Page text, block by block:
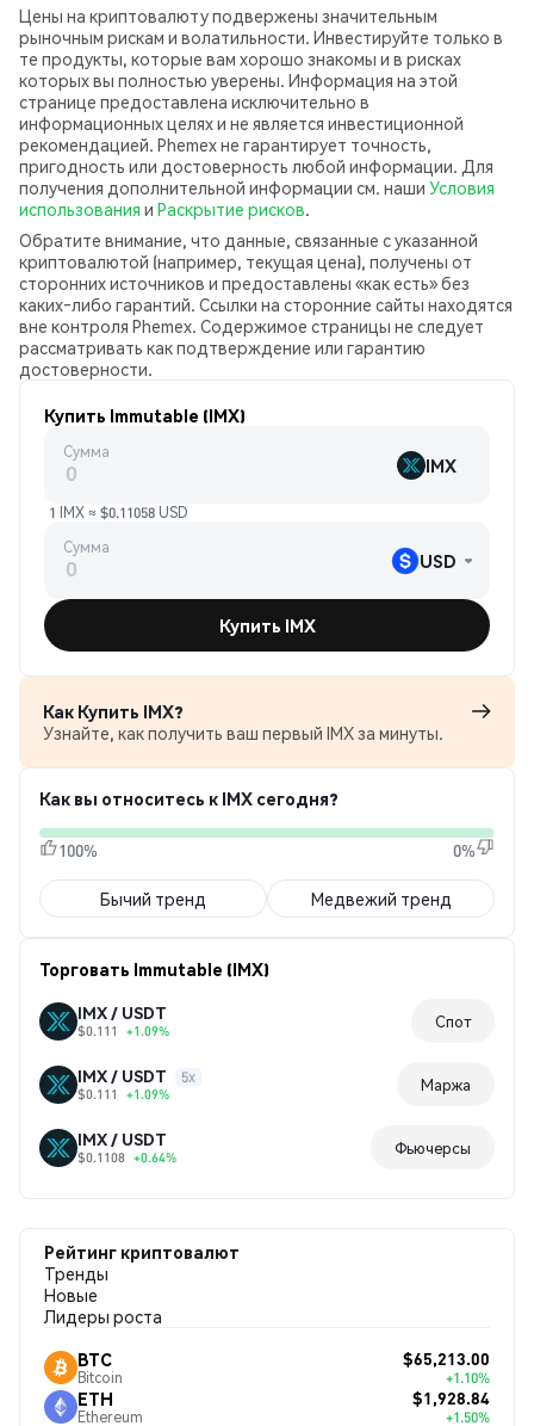
Цены на криптовалюту подвержены значительным
рыночным рискам и волатильности. Инвестируйте только в
те продукты, которые вам хорошо знакомы и в рисках
которых вы полностью уверены. Информация на этой
странице предоставлена исключительно в
информационных целях и не является инвестиционной
рекомендацией. Phemex не гарантирует точность,
пригодность или достоверность любой информации. Для
получения дополнительной информации см. наши Условия
использования и Раскрытие рисков.
Обратите внимание, что данные, связанные с указанной
криптовалютой (например, текущая цена), получены от
сторонних источников и предоставлены «как есть» без
каких‑либо гарантий. Ссылки на сторонние сайты находятся
вне контроля Phemex. Содержимое страницы не следует
рассматривать как подтверждение или гарантию
достоверности.
Купить Immutable (IMX)
Сумма
IMX
1 IMX ≈ $0.11058 USD
Сумма
USD
Купить IMX
Как Купить IMX?
Узнайте, как получить ваш первый IMX за минуты.
Как вы относитесь к IMX сегодня?
100% 0%
Бычий тренд Медвежий тренд
Торговать Immutable (IMX)
IMX / USDT
$0.111 +1.09% Спот
IMX / USDT 5x
$0.111 +1.09% Маржа
IMX / USDT
$0.1108 +0.64% Фьючерсы
Рейтинг криптовалют
Тренды
Новые
Лидеры роста
BTC
Bitcoin
$65,213.00
+1.10%
ETH
Ethereum
$1,928.84
+1.50%